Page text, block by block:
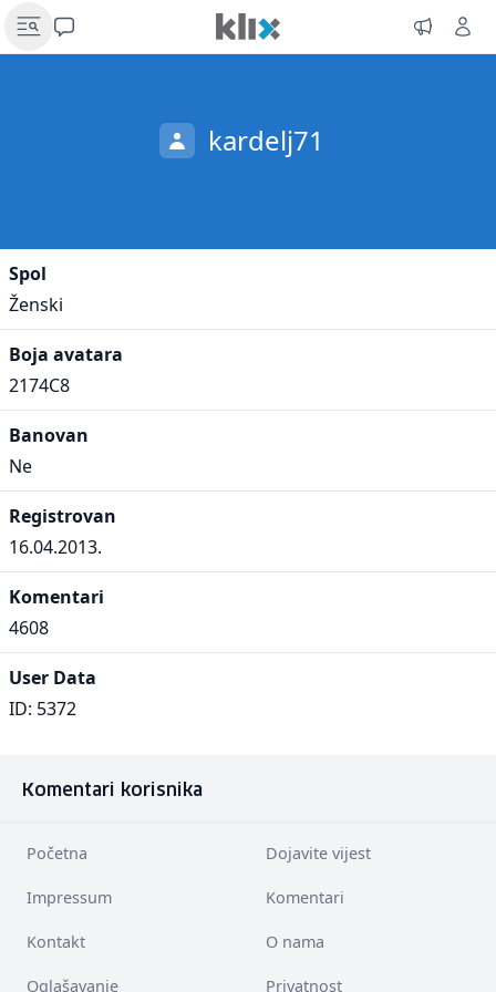
kardelj71
Spol
Ženski
Boja avatara
2174C8
Banovan
Ne
Registrovan
16.04.2013.
Komentari
4608
User Data
ID: 5372
Komentari korisnika
Početna Dojavite vijest
Impressum Komentari
Kontakt O nama
Oglašavanje Privatnost